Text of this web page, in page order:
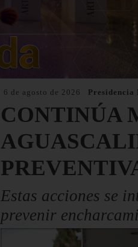
6 de agosto de 2026 Presidencia
CONTINÚA
Estas acciones se
prevenir